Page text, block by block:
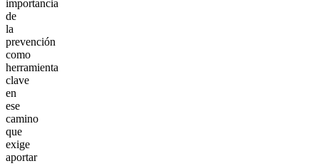
importancia
de
la
prevención
como
herramienta
clave
en
ese
camino
que
exige
aportar